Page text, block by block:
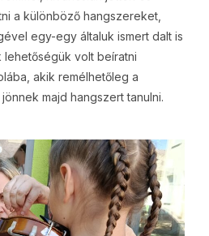
a különböző hangszereket,
egy-egy általuk ismert dalt is
lehetőségük volt beíratni
akik remélhetőleg a
majd hangszert tanulni.